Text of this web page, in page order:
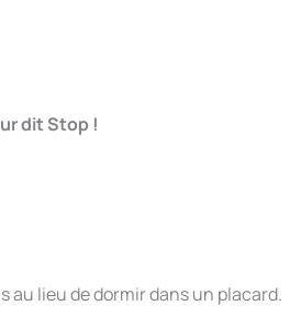
dit Stop !
au lieu de dormir dans un placard.